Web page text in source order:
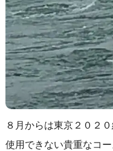
８月からは東京２０２
使用できない貴重なコー